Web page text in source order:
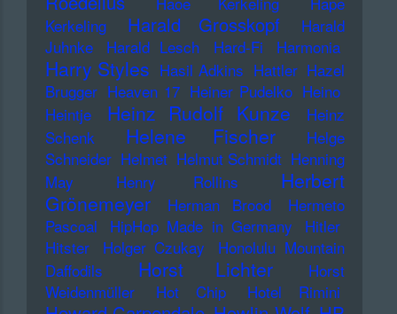
Kerkeling
Harald Grosskopf
Harald
Juhnke
Harald Lesch Hard-Fi Harmonia
Harry Styles Hasil Adkins Hattler Hazel
Brugger Heaven 17 Heiner Pudelko Heino
Heintje
Heinz Rudolf Kunze
Heinz
Schenk
Helene Fischer
Helge
Schneider Helmet Helmut Schmidt Henning
May
Henry Rollins
Herbert
Grönemeyer
Herman Brood
Hermeto
Pascoal
HipHop Made in Germany
Hitler
Hitster
Holger Czukay
Honolulu Mountain
Daffodils
Horst Lichter
Horst
Weidenmüller
Hot Chip Hotel Rimini